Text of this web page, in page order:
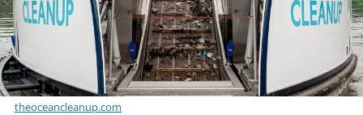
theoceancleanup.com